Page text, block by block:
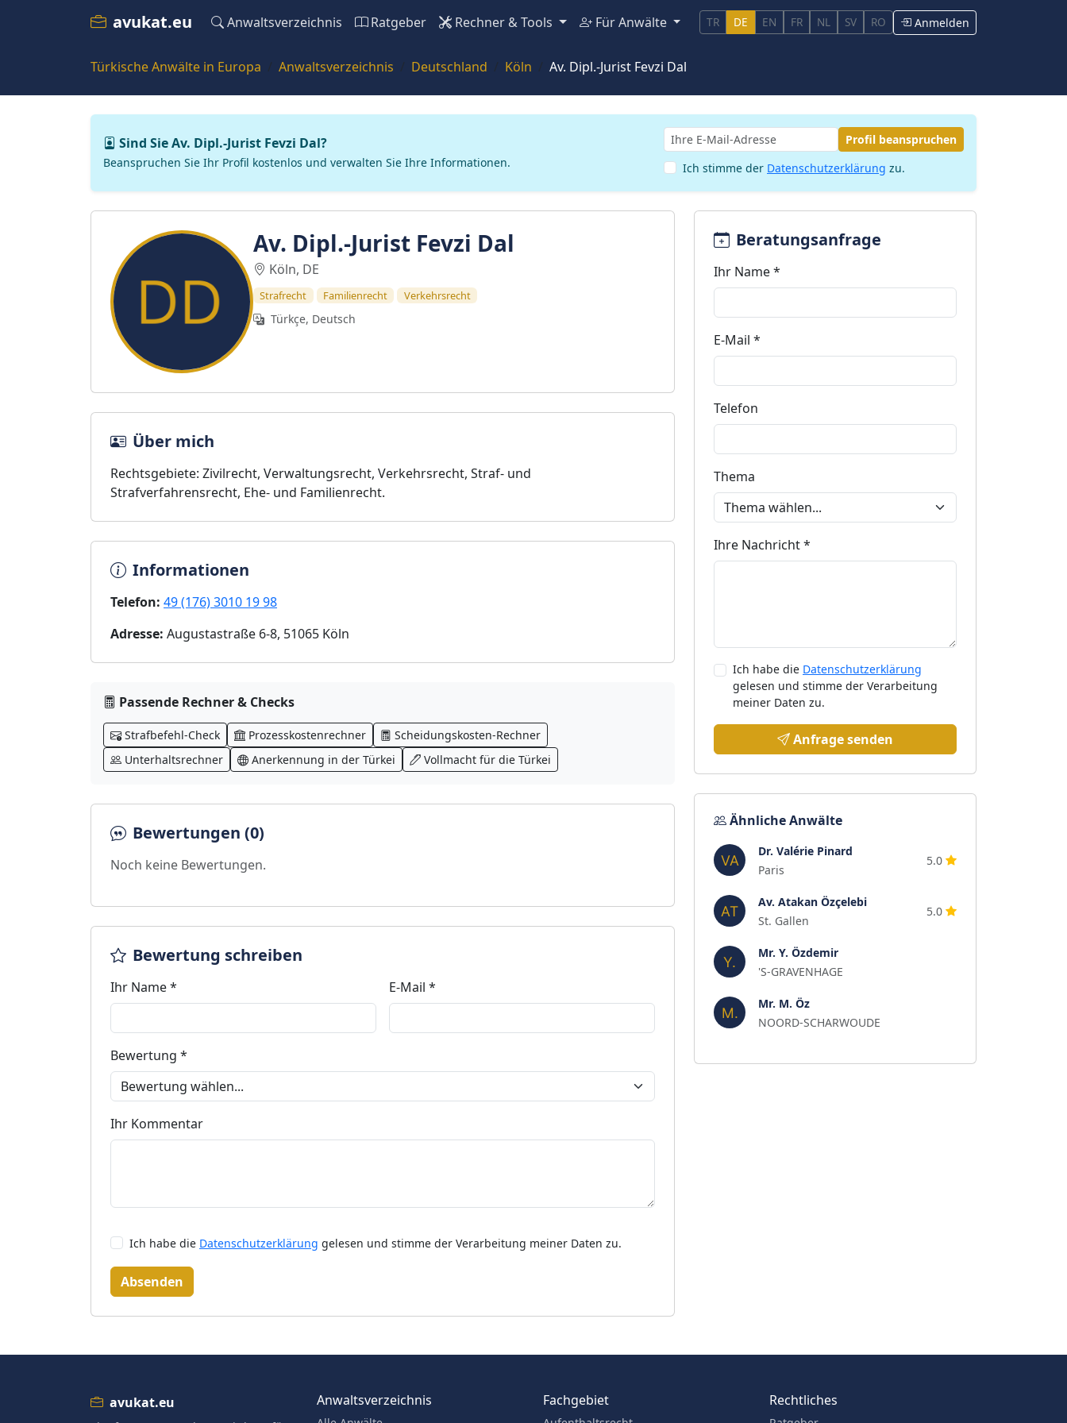
avukat.eu Anwaltsverzeichnis Ratgeber Rechner & Tools Für Anwälte TR DE EN FR NL SV RO Anmelden
Türkische Anwälte in Europa Anwaltsverzeichnis Deutschland Köln Av. Dipl.-Jurist Fevzi Dal
Sind Sie Av. Dipl.-Jurist Fevzi Dal?
Beanspruchen Sie Ihr Profil kostenlos und verwalten Sie Ihre Informationen.
Profil beanspruchen
Ich stimme der Datenschutzerklärung zu.
Av. Dipl.-Jurist Fevzi Dal
Köln, DE
Strafrecht Familienrecht Verkehrsrecht
Türkçe, Deutsch
Über mich
Rechtsgebiete: Zivilrecht, Verwaltungsrecht, Verkehrsrecht, Straf- und
Strafverfahrensrecht, Ehe- und Familienrecht.
Informationen
Telefon: 49 (176) 3010 19 98
Adresse: Augustastraße 6-8, 51065 Köln
Passende Rechner & Checks
Strafbefehl-Check Prozesskostenrechner
Scheidungskosten-Rechner
Unterhaltsrechner
Anerkennung in der Türkei Vollmacht für die Türkei
Bewertungen (0)
Noch keine Bewertungen.
Bewertung schreiben
Ihr Name * E-Mail *
Bewertung *
Ihr Kommentar
Ich habe die Datenschutzerklärung gelesen und stimme der Verarbeitung meiner Daten zu.
Absenden
Beratungsanfrage
Ihr Name *
E-Mail *
Telefon
Thema
Ihre Nachricht *
Ich habe die Datenschutzerklärung
gelesen und stimme der Verarbeitung
meiner Daten zu.
Anfrage senden
Ähnliche Anwälte
Dr. Valérie Pinard
Paris
5.0
Av. Atakan Özçelebi
St. Gallen
5.0
Mr. Y. Özdemir
'S-GRAVENHAGE
Mr. M. Öz
NOORD-SCHARWOUDE
avukat.eu Anwaltsverzeichnis Fachgebiet Rechtliches